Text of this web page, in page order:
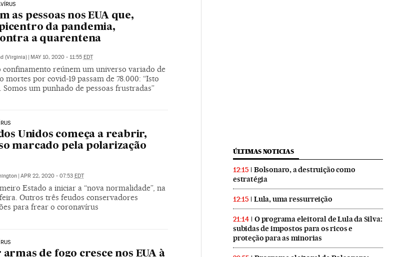
as pessoas nos EUA que,
da pandemia,
a quarentena
(Virginia) | MAY 10, 2020 - 11:55 EDT
confinamento reúnem um universo variado de
mortes por covid-19 passam de 78.000: “Isto
um punhado de pessoas frustradas”
Unidos começa a reabrir,
marcado pela polarização
| APR 22, 2020 - 07:53 EDT
Estado a iniciar a “nova normalidade”, na
Outros três feudos conservadores
para frear o coronavírus
de fogo cresce nos EUA à
ÚLTIMAS NOTICIAS
12:15
Bolsonaro, a destruição como
estratégia
12:15 Lula, uma ressurreição
21:14
O programa eleitoral de Lula da Silva:
subidas de impostos para os ricos e
proteção para as minorias